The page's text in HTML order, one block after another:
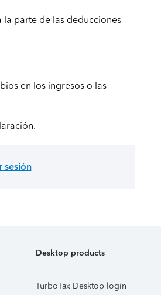
la parte de las deducciones
en los ingresos o las
sesión
Desktop products
TurboTax Desktop login